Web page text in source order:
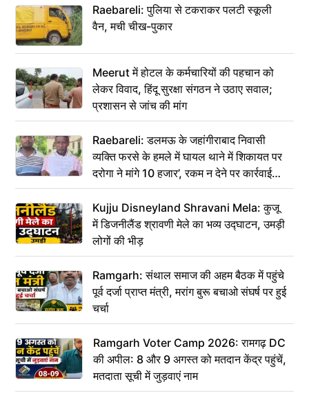
Raebareli: पुलिया से टकराकर पलटी स्कूली
वैन, मची चीख-पुकार
Meerut में होटल के कर्मचारियों की पहचान को
लेकर विवाद, हिंदू सुरक्षा संगठन ने उठाए सवाल;
प्रशासन से जांच की मांग
Raebareli: डलमऊ के जहांगीराबाद निवासी
व्यक्ति फरसे के हमले में घायल थाने में शिकायत पर
दरोगा ने मांगे 10 हजार’, रकम न देने पर कार्रवाई
ठंडी!
Kujju Disneyland Shravani Mela: कुजू
में डिजनीलैंड श्रावणी मेले का भव्य उद्घाटन, उमड़ी
लोगों की भीड़
Ramgarh: संथाल समाज की अहम बैठक में पहुंचे
पूर्व दर्जा प्राप्त मंत्री, मरांग बुरू बचाओ संघर्ष पर हुई
चर्चा
Ramgarh Voter Camp 2026: रामगढ़ DC
की अपील: 8 और 9 अगस्त को मतदान केंद्र पहुंचें,
मतदाता सूची में जुड़वाएं नाम